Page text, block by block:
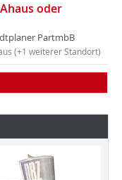
oder
PartmbB
(+1 weiterer Standort)